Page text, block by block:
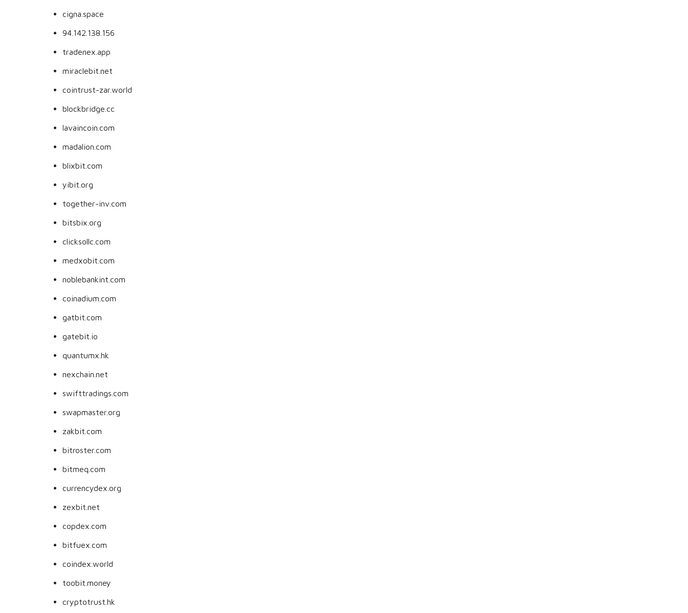
cigna.space
94.142.138.156
tradenex.app
miraclebit.net
cointrust-zar.world
blockbridge.cc
lavaincoin.com
madalion.com
blixbit.com
yibit.org
together-inv.com
bitsbix.org
clicksollc.com
medxobit.com
noblebankint.com
coinadium.com
gatbit.com
gatebit.io
quantumx.hk
nexchain.net
swifttradings.com
swapmaster.org
zakbit.com
bitroster.com
bitmeq.com
currencydex.org
zexbit.net
copdex.com
bitfuex.com
coindex.world
toobit.money
cryptotrust.hk